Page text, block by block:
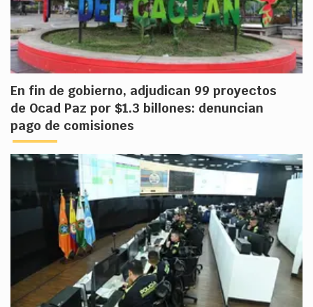
En fin de gobierno, adjudican 99 proyectos
de Ocad Paz por $1.3 billones: denuncian
pago de comisiones